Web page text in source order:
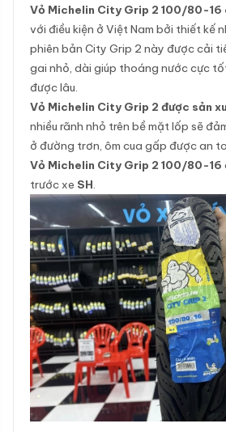
Vỏ Michelin City Grip 2 100/80-16
với điều kiện ở Việt Nam bởi thiết kế
phiên bản City Grip 2 này được cải
gai nhỏ, dài giúp thoáng nước cực
được lâu.
Vỏ Michelin City Grip 2 được sản
nhiều rãnh nhỏ trên bề mặt lốp sẽ
ở đường trơn, ôm cua gấp được an
Vỏ Michelin City Grip 2 100/80-16
trước xe SH.